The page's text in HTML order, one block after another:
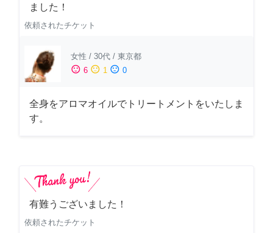
ました！
依頼されたチケット
女性 / 30代 / 東京都
sentiment_satisfied 6 sentiment_neutral 1 sentiment_dissatisfied 0
全身をアロマオイルでトリートメントをいたしま
す。
有難うございました！
依頼されたチケット